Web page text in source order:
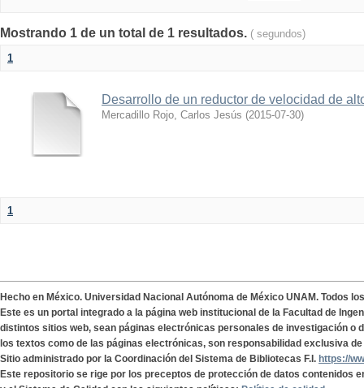
Mostrando 1 de un total de 1 resultados. ( segundos)
1
Desarrollo de un reductor de velocidad de
Mercadillo Rojo, Carlos Jesús (2015-07-30)
1
Hecho en México. Universidad Nacional Autónoma de México UNAM. Todos
Este es un portal integrado a la página web institucional de la Facultad de
distintos sitios web, sean páginas electrónicas personales de investigación o
los textos como de las páginas electrónicas, son responsabilidad exclusiva
Sitio administrado por la Coordinación del Sistema de Bibliotecas F.I. https://
Este repositorio se rige por los preceptos de protección de datos contenidos